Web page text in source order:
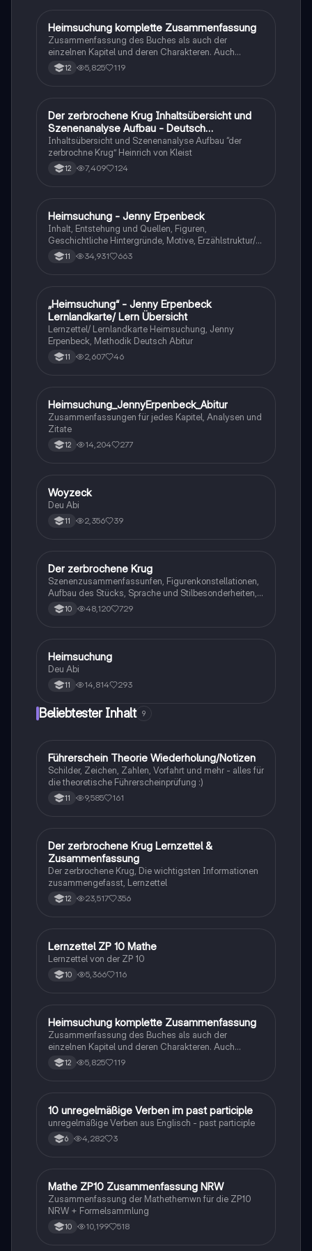
Deutsch
Heimsuchung komplette Zusammenfassung
Zusammenfassung des Buches als auch der
einzelnen Kapitel und deren Charakteren. Auch
tabellarisch. Im Unterricht ohne KI erstellt
12 5,825 119
Deutsch
Der zerbrochene Krug Inhaltsübersicht und
Szenenanalyse Aufbau - Deutsch
Q1/Q2/Abitur
Inhaltsübersicht und Szenenanalyse Aufbau “der
zerbrochne Krug” Heinrich von Kleist
12 7,409 124
Deutsch
Heimsuchung - Jenny Erpenbeck
Inhalt, Entstehung und Quellen, Figuren,
Geschichtliche Hintergründe, Motive, Erzählstruktur/-
stil 11 34,931 663
Deutsch
„Heimsuchung“ - Jenny Erpenbeck
Lernlandkarte/ Lern Übersicht
Lernzettel/ Lernlandkarte Heimsuchung, Jenny
Erpenbeck, Methodik Deutsch Abitur
11 2,607 46
Deutsch
Heimsuchung_JennyErpenbeck_Abitur
Zusammenfassungen für jedes Kapitel, Analysen und
Zitate
12 14,204 277
Deutsch
Woyzeck
Deu Abi
11 2,356 39
Deutsch
Der zerbrochene Krug
Szenenzusammenfassunfen, Figurenkonstellationen,
Aufbau des Stücks, Sprache und Stilbesonderheiten,
Aussageabsicht, Thematik, Interpretation
10 48,120 729
Deutsch
Heimsuchung
Deu Abi
11 14,814 293
Beliebtester Inhalt 9
Lerntipps
Führerschein Theorie Wiederholung/Notizen
Schilder, Zeichen, Zahlen, Vorfahrt und mehr - alles für
die theoretische Führerscheinprüfung :)
11 9,585 161
Deutsch
Der zerbrochene Krug Lernzettel &
Zusammenfassung
Der zerbrochene Krug, Die wichtigsten Informationen
zusammengefasst, Lernzettel
12 23,517 356
Mathe
Lernzettel ZP 10 Mathe
Lernzettel von der ZP 10
10 5,366 116
Deutsch
Heimsuchung komplette Zusammenfassung
Zusammenfassung des Buches als auch der
einzelnen Kapitel und deren Charakteren. Auch
tabellarisch. Im Unterricht ohne KI erstellt
12 5,825 119
1 Englisch
10 unregelmäßige Verben im past participle
unregelmäßige Verben aus Englisch - past participle
6 4,282 3
Mathe
Mathe ZP10 Zusammenfassung NRW
Zusammenfassung der Mathethemwn für die ZP10
NRW + Formelsammlung
10 10,199 518